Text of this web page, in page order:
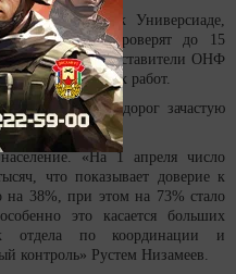
специально к Универсиаде,
которых проверят до 15
избежать, представители ОНФ
дорожных работ.
дорог зачастую
должно.
«На 1 апреля число
что показывает доверие к
на 38%, при этом на 73% стало
это касается больших
отдела по координации и
контроль» Рустем Низамеев.